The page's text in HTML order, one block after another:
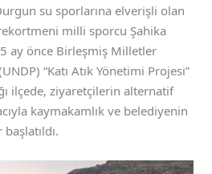
su sporlarına elverişli olan
milli sporcu Şahika
5 ay önce Birleşmiş Milletler
“Katı Atık Yönetimi Projesi”
ilçede, ziyaretçilerin alternatif
kaymakamlık ve belediyenin